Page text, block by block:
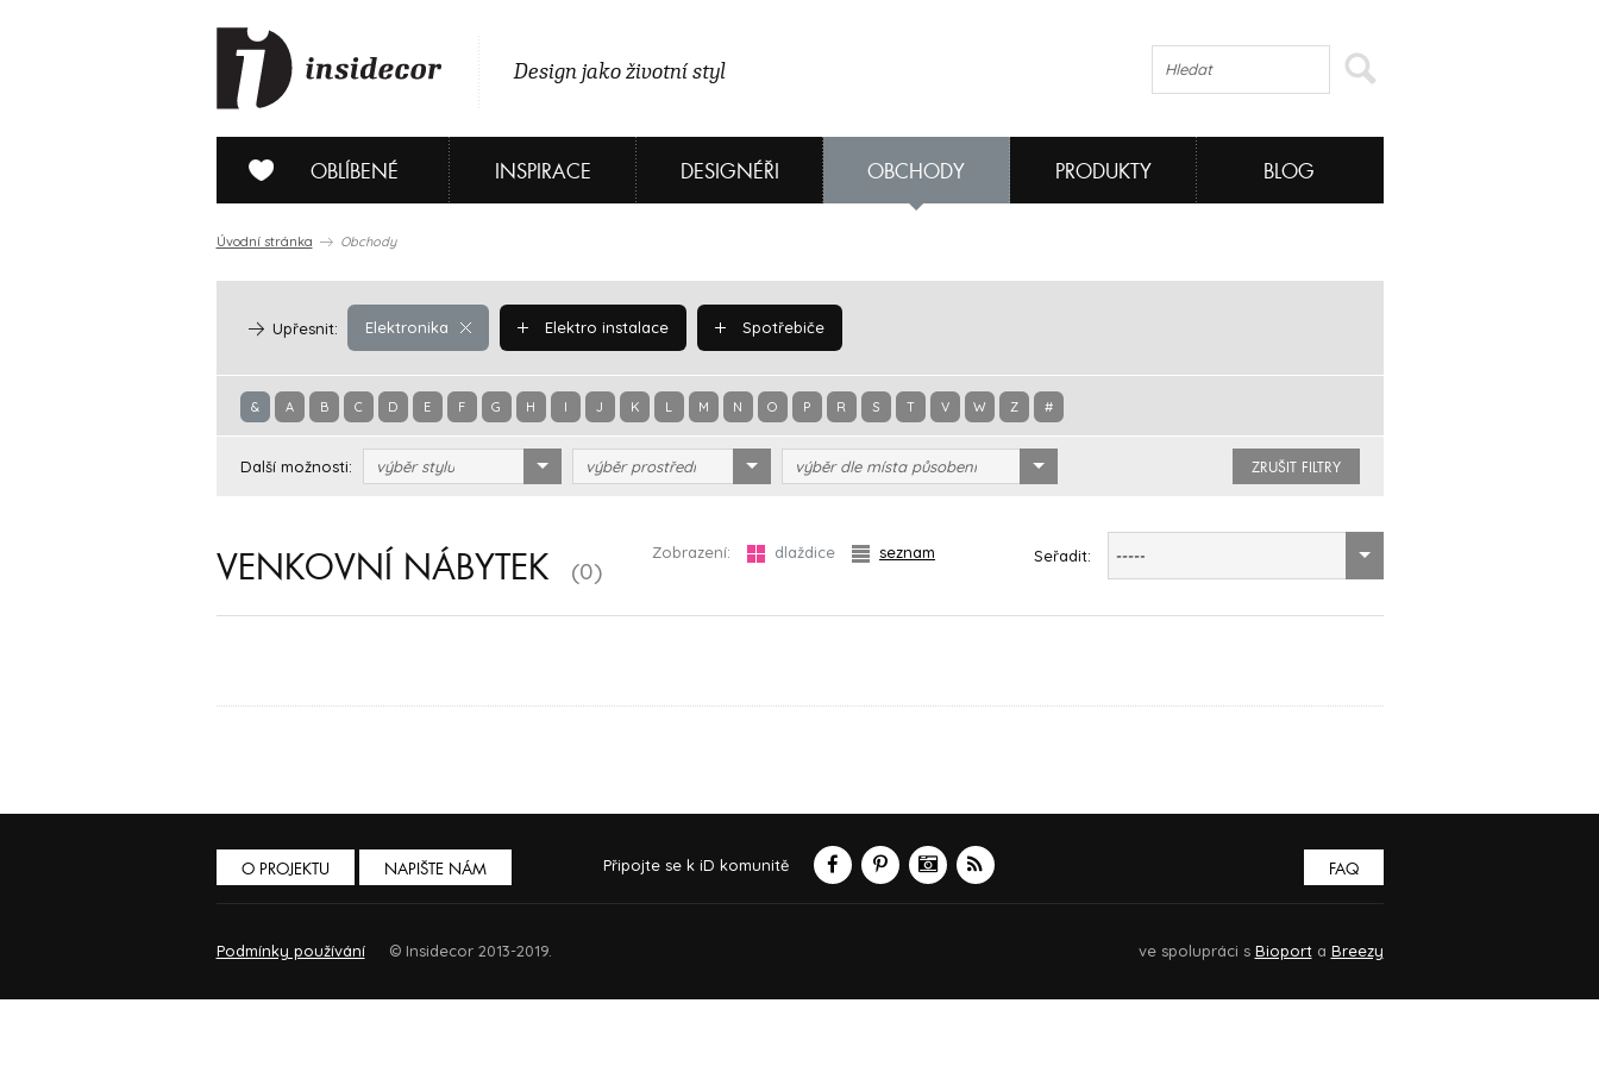
Design jako životní styl
OBLÍBENÉ INSPIRACE DESIGNÉŘI OBCHODY PRODUKTY BLOG
Úvodní stránka Obchody
Elektronika
Upřesnit: Elektro instalace Spotřebiče
& A B C D E F G H I J K L M N O P R S T V W Z #
Další možnosti: výběr stylu výběr prostředí výběr dle místa působení ZRUŠIT FILTRY
VENKOVNÍ NÁBYTEK (0)
Zobrazení: dlaždice seznam Seřadit: -----
O PROJEKTU NAPIŠTE NÁM Připojte se k iD komunitě FAQ
Podmínky používání © Insidecor 2013-2019. ve spolupráci s Bioporta Breezy